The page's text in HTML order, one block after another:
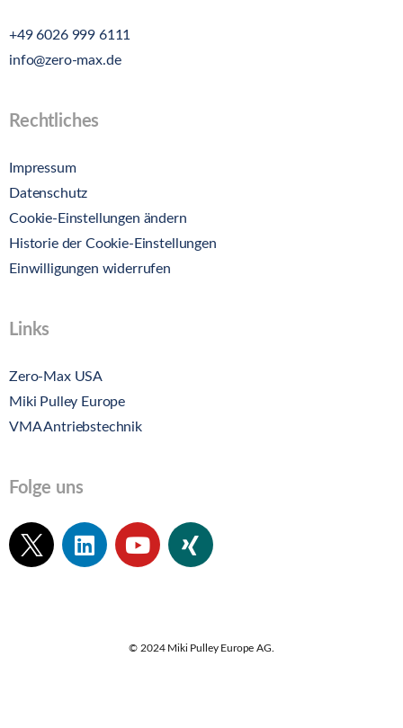
+49 6026 999 6111
info@zero-max.de
Rechtliches
Impressum
Datenschutz
Cookie-Einstellungen ändern
Historie der Cookie-Einstellungen
Einwilligungen widerrufen
Links
Zero-Max USA
Miki Pulley Europe
VMA Antriebstechnik
Folge uns
© 2024 Miki Pulley Europe AG.